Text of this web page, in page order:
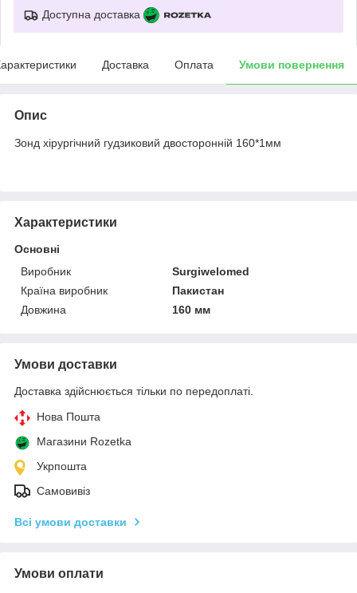
Доступна доставка
Доставка Оплата Умови повернення
Опис
Зонд хірургічний гудзиковий двосторонній 160*1мм
Характеристики
Основні
Виробник
Surgiwelomed
Країна виробник
Пакистан
Довжина
160 мм
Умови доставки
Доставка здійснюється тільки по передоплаті.
Нова Пошта
Магазини Rozetka
Укрпошта
Самовивіз
Всі умови доставки
Умови оплати